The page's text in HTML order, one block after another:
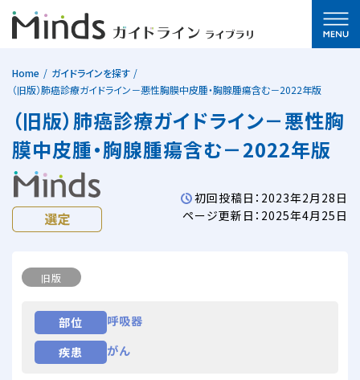
Home
ガイドラインを探す
（旧版）肺癌診療ガイドライン－悪性胸膜中皮腫・胸腺腫瘍含む－2022年版
（旧版）肺癌診療ガイドライン－悪性胸
膜中皮腫・胸腺腫瘍含む－2022年版
初回投稿日：2023年2月28日
ページ更新日：2025年4月25日
旧版
部位
呼吸器
疾患
がん